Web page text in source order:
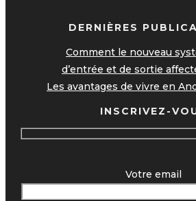
DERNIÈRES
Comment le nouveau
d’entrée et de sortie
Les avantages de vivre en
INSCRIVEZ-
Votre email